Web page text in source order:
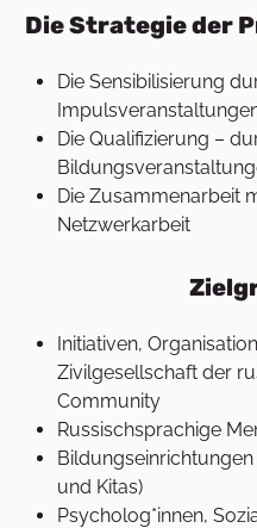
Die Strategie der
Die Sensibilisierung
Die Qualifizierung –
Die Zusammenarbeit
Netzwerkarbeit
Initiativen,
Zivilgesellschaft der
Community
Russischsprachige
und Kitas)
Psycholog*innen,